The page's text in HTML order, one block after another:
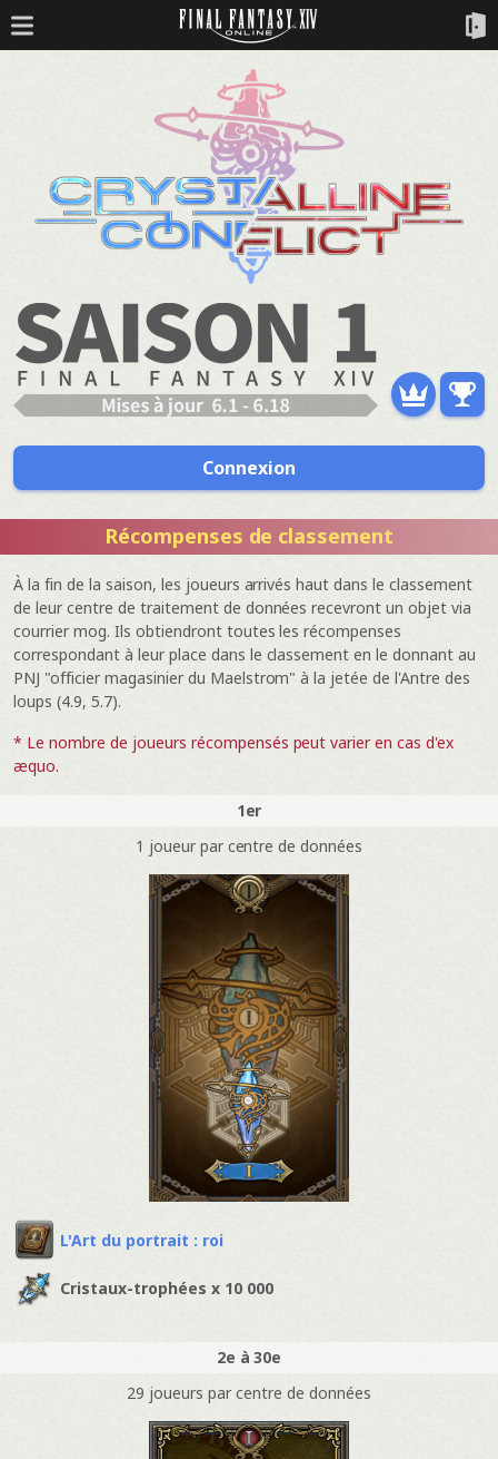
Connexion
Récompenses de classement
À la fin de la saison, les joueurs arrivés haut dans le classement
de leur centre de traitement de données recevront un objet via
courrier mog. Ils obtiendront toutes les récompenses
correspondant à leur place dans le classement en le donnant au
PNJ "officier magasinier du Maelstrom" à la jetée de l'Antre des
loups (4.9, 5.7).
* Le nombre de joueurs récompensés peut varier en cas d'ex
æquo.
1er
1 joueur par centre de données
L'Art du portrait : roi
Cristaux-trophées x 10 000
2e à 30e
29 joueurs par centre de données